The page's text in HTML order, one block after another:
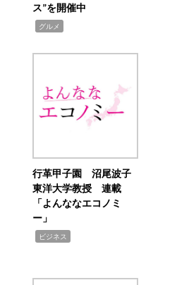
ス”を開催中
グルメ
行革甲子園 沼尾波子
東洋大学教授 連載
「よんななエコノミ
ー」
ビジネス